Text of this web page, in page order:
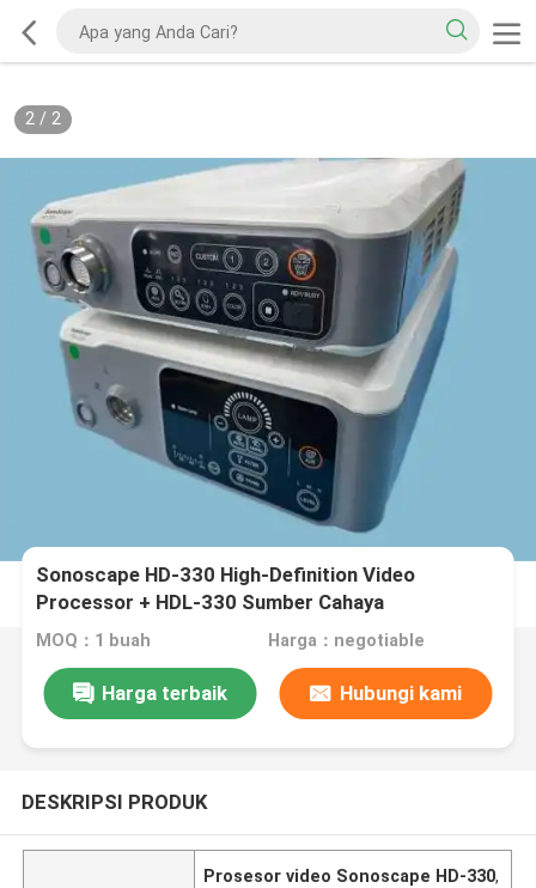
2/ 2
Sonoscape HD-330 High-Definition Video
Processor + HDL-330 Sumber Cahaya
MOQ：1 buah Harga：negotiable
Harga terbaik Hubungi kami
DESKRIPSI PRODUK
Prosesor video Sonoscape HD-330,